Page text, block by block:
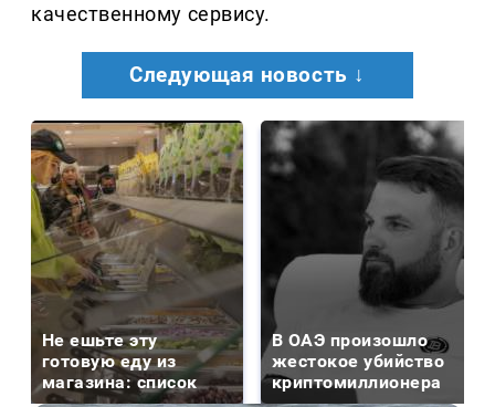
качественному сервису.
Следующая новость ↓
Не ешьте эту
готовую еду из
магазина: список
В ОАЭ произошло
жестокое убийство
криптомиллионера